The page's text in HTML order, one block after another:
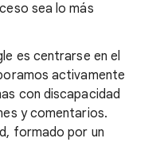
sea lo más
es centrarse en el
activamente
con discapacidad
y comentarios.
formado por un